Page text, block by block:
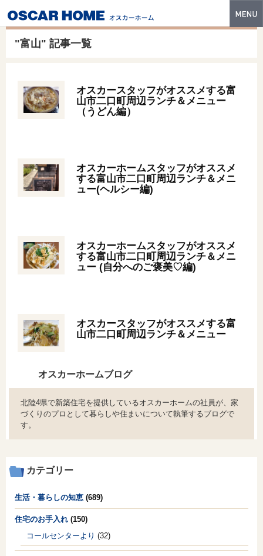
イベント・モデルハウス
フォトギャラリー
土地情報
"富山" 記事一覧
オスカースタッフがオススメする富
山市二口町周辺ランチ＆メニュー
（うどん編）
オスカーホームスタッフがオススメ
する富山市二口町周辺ランチ＆メニ
ュー(ヘルシー編)
オスカーホームスタッフがオススメ
する富山市二口町周辺ランチ＆メニ
ュー (自分へのご褒美♡編)
オスカースタッフがオススメする富
山市二口町周辺ランチ＆メニュー
オスカーホームブログ
北陸4県で新築住宅を提供しているオスカーホームの社員が、家
づくりのプロとして暮らしや住まいについて執筆するブログで
す。
カテゴリー
生活・暮らしの知恵 (689)
住宅のお手入れ (150)
コールセンターより (32)